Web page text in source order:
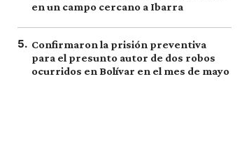
en un campo cercano a Ibarra
5. Confirmaron la prisión preventiva
para el presunto autor de dos robos
ocurridos en Bolívar en el mes de mayo